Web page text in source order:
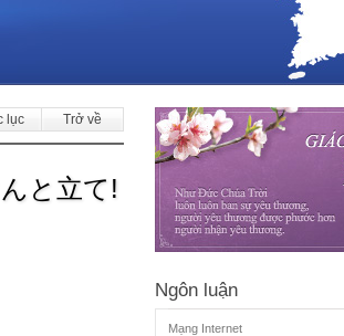
lục Trở về
と立て!
Ngôn luận
Mạng Internet